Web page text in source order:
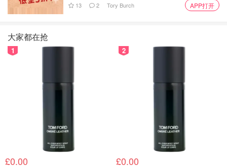
做法：芒果切块，奶油➕糖粉搅打至8-9分（盆侧立不太流
🥕
油纸，蛋糕片向前卷，最后用油纸包紧蛋糕卷送冰箱冷藏1
13 2 Tory Burch APP打开
大家都在抢
1
£0.00
2
£0.00